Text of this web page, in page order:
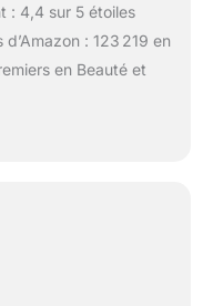
: 4,4 sur 5 étoiles
: 123 219 en
en Beauté et